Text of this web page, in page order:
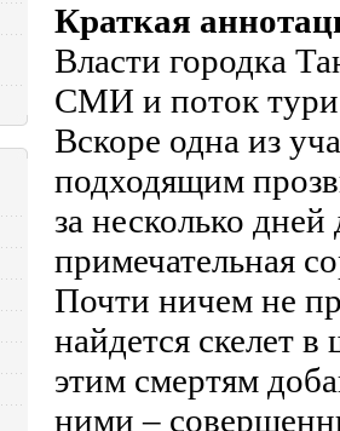
Краткая
Власти городка
СМИ и поток
Вскоре одна из
подходящим
за несколько
примечательная
Почти ничем не
найдется скелет
этим смертям
ними –